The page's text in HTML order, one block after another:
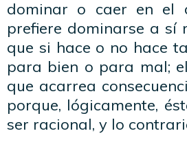
dominar o caer en el
prefiere dominarse a sí
que si hace o no hace
para bien o para mal;
que acarrea
porque, lógicamente,
ser racional, y lo